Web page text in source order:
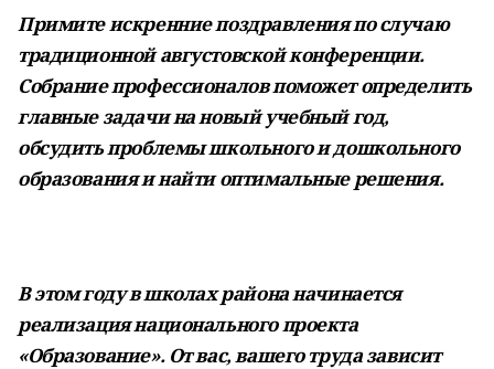
Примите искренние поздравления по случаю
традиционной августовской конференции.
Собрание профессионалов поможет определить
главные задачи на новый учебный год,
обсудить проблемы школьного и дошкольного
образования и найти оптимальные решения.
В этом году в школах района начинается
реализация национального проекта
«Образование». От вас, вашего труда зависит